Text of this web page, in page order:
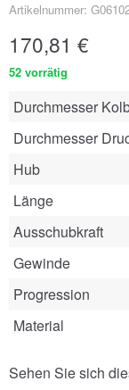
Artikelnummer:
170,81 €
52 vorrätig
Durchmesser
Durchmesser
Hub
Länge
Ausschubkraft
Gewinde
Progression
Material
Sehen Sie sich